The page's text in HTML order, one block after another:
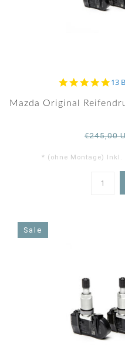
4.9
13
Mazda Original
€245,00
* (ohne Montage) Inkl.
Sale